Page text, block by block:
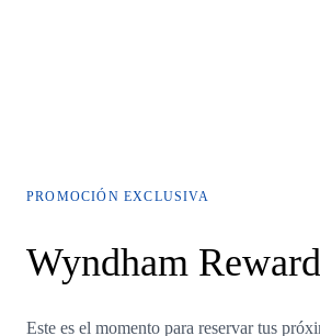
PROMOCIÓN EXCLUSIVA
Wyndham
Este es el momento para reservar tus